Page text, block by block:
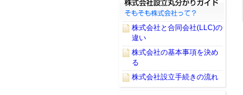
株式会社と合同会社(LLC)の
違い
株式会社の基本事項を決め
る
株式会社設立手続きの流れ